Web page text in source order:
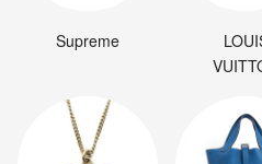
Supreme